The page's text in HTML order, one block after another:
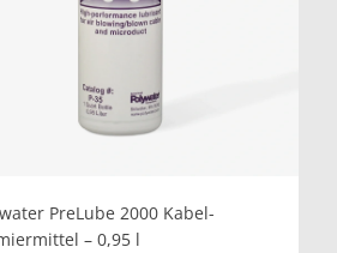
PreLube 2000 Kabel-
– 0,95 l